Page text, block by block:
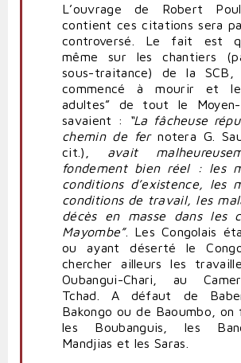
L’ouvrage de Robert
contient ces citations sera
controversé. Le fait est
même sur les chantiers
sous-traitance) de la
commencé à mourir et
adultes” de tout le Moyen-
savaient :
“La fâcheuse
chemin de fernotera G.
cit.), avait
fondement bien réel : les
conditions d’existence, les
conditions de travail, les
décès en masse dans les
Mayombe”. Les Congolais
ou ayant déserté le
chercher ailleurs les
Oubangui-Chari, au
Tchad. A défaut de
Bakongo ou de Baoumbo, on
les Boubanguis, les
Mandjias et les Saras.